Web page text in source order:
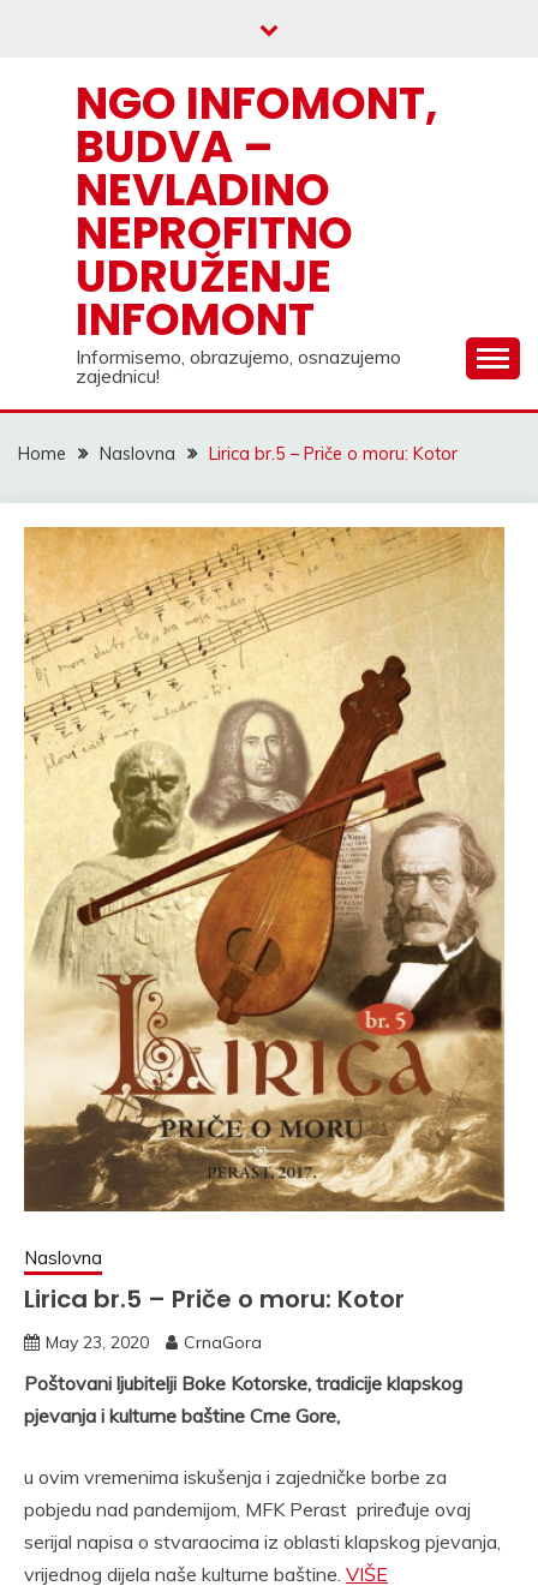
NGO INFOMONT,
BUDVA –
NEVLADINO
NEPROFITNO
UDRUŽENJE
INFOMONT
Informisemo, obrazujemo, osnazujemo
zajednicu!
Home Naslovna Lirica br.5 – Priče o moru: Kotor
Naslovna
Lirica br.5 – Priče o moru: Kotor
May 23, 2020 CrnaGora
Poštovani ljubitelji Boke Kotorske, tradicije klapskog
pjevanja i kulturne baštine Crne Gore,
u ovim vremenima iskušenja i zajedničke borbe za
pobjedu nad pandemijom, MFK Perast priređuje ovaj
serijal napisa o stvaraocima iz oblasti klapskog pjevanja,
vrijednog dijela naše kulturne baštine. VIŠE